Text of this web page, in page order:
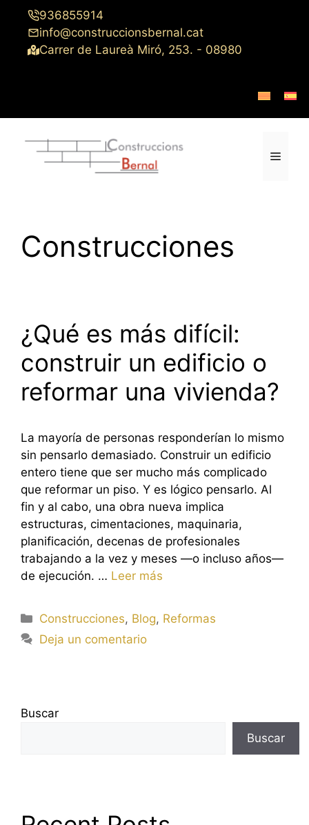
Saltar
contenido
936855914
info@construccionsbernal.cat
Carrer de Laureà Miró, 253. - 08980
Menú
Construcciones
¿Qué es más difícil:
construir un edificio o
reformar una vivienda?
La mayoría de personas responderían lo mismo
sin pensarlo demasiado. Construir un edificio
entero tiene que ser mucho más complicado
que reformar un piso. Y es lógico pensarlo. Al
fin y al cabo, una obra nueva implica
estructuras, cimentaciones, maquinaria,
planificación, decenas de profesionales
trabajando a la vez y meses —o incluso años—
de ejecución. … Leer más
Categorías
Construcciones, Blog, Reformas
Deja un comentario
Buscar
Buscar